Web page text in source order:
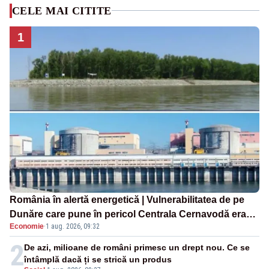
CELE MAI CITITE
1
România în alertă energetică | Vulnerabilitatea de pe
Dunăre care pune în pericol Centrala Cernavodă era
cunoscută de pe vremea lui Ceaușescu
Economie·1 aug. 2026, 09:32
2De azi, milioane de români primesc un drept nou. Ce se
întâmplă dacă ți se strică un produs